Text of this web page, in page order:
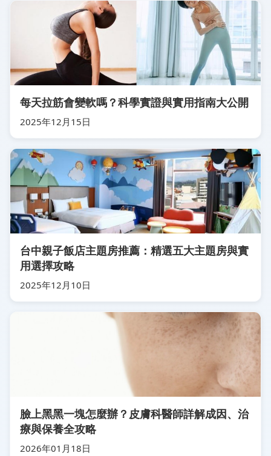
每天拉筋會變軟嗎？科學實證與實用指南大公開
2025年12月15日
台中親子飯店主題房推薦：精選五大主題房與實
用選擇攻略
2025年12月10日
臉上黑黑一塊怎麼辦？皮膚科醫師詳解成因、治
療與保養全攻略
2026年01月18日